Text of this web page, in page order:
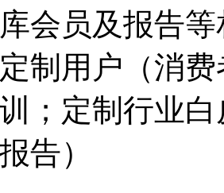
会员及报告
制用户（消
；定制行业
告）